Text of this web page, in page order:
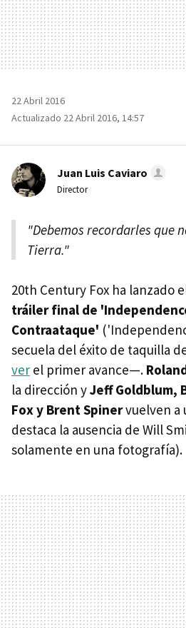
22 Abril 2016
Actualizado 22 Abril 2016, 14:57
Juan Luis Caviaro
Director
"Debemos recordarles que
Tierra."
20th Century Fox ha lanzado
tráiler final de
Contraataque'
secuela del éxito de taquilla
ver el primer avance—.
la dirección yJeff Goldblum,
Fox y Brent Spinervuelven a
destaca la ausencia de Will
solamente en una fotografía).